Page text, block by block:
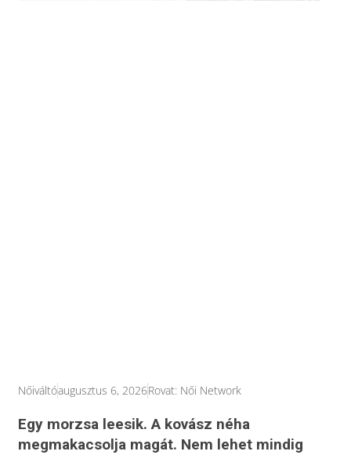
Nőiváltóaugusztus 6, 2026Rovat: Női Network
Egy morzsa leesik. A kovász néha
megmakacsolja magát. Nem lehet mindig